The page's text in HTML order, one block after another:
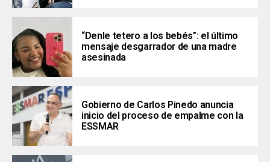
“Denle tetero a los bebés”: el último
mensaje desgarrador de una madre
asesinada
Gobierno de Carlos Pinedo anuncia
inicio del proceso de empalme con la
ESSMAR